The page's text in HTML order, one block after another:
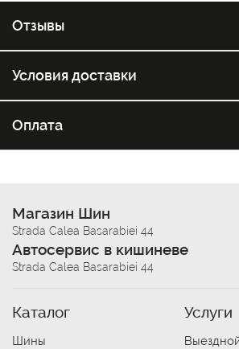
Отзывы
Условия доставки
Оплата
Магазин Шин
Strada Calea Basarabiei 44
Автосервис в кишиневе
Strada Calea Basarabiei 44
Каталог
Шины
Услуги